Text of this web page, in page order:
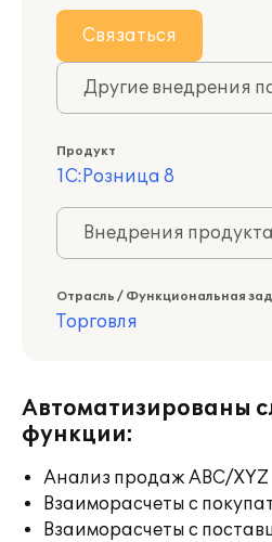
Связаться
Другие внедрения
Продукт
1С:Розница 8
Внедрения
Отрасль / Функциональная
Торговля
Автоматизированы
функции:
Анализ продаж ABC/XYZ
Взаиморасчеты с
Взаиморасчеты с